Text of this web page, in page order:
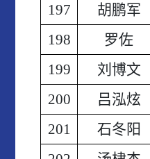
197
胡鹏军
198
罗佐
199
刘博文
200
吕泓炫
201
石冬阳